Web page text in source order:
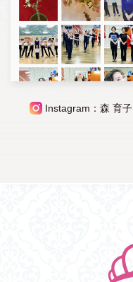
Instagram：森 育子